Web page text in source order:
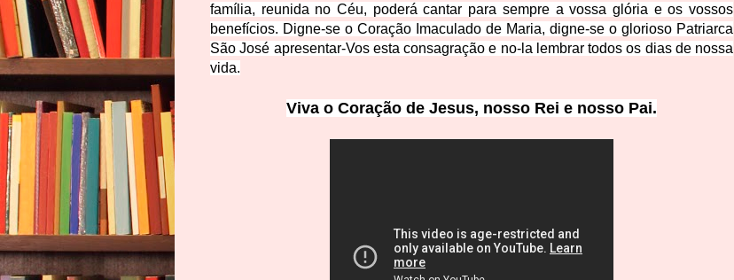
família, reunida no Céu, poderá cantar para sempre a vossa glória e os vossos
benefícios. Digne-se o Coração Imaculado de Maria, digne-se o glorioso Patriarca
São José apresentar-Vos esta consagração e no-la lembrar todos os dias de nossa
vida.
Viva o Coração de Jesus, nosso Rei e nosso Pai.